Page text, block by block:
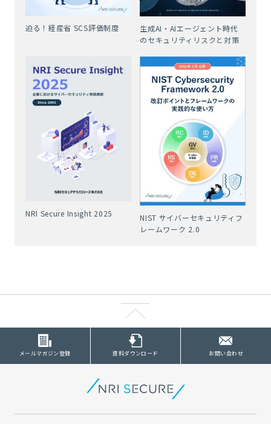
迫る！経産省 SCS評価制度
生成AI・AIエージェント時代
のセキュリティリスクと対策
NRI Secure Insight 2025
NIST サイバーセキュリティフ
レームワーク 2.0
メールマガジン登録 資料ダウンロード お問い合わせ